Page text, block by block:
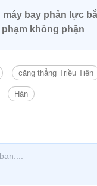
máy bay phản lực
phạm không phận
căng thẳng Triều Tiên
Hàn